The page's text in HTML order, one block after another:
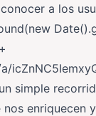
a los
simple
enriquecen